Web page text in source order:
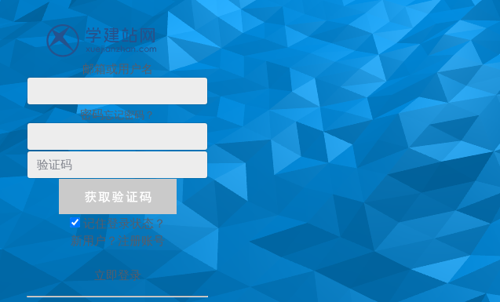
邮箱或用户名
密码忘记密码？
记住登录状态？
新用户？ 注册账号
立即登录